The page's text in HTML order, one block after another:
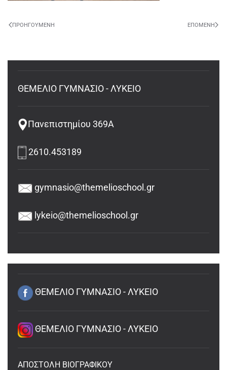
ΠΡΟΗΓΟΎΜΕΝΗ ΕΠΌΜΕΝΗ
ΘΕΜΕΛΙΟ ΓΥΜΝΑΣΙΟ - ΛΥΚΕΙΟ
Πανεπιστημίου 369Α
2610.453189
gymnasio@themelioschool.gr
lykeio@themelioschool.gr
ΘΕΜΕΛΙΟ ΓΥΜΝΑΣΙΟ - ΛΥΚΕΙΟ
ΘΕΜΕΛΙΟ ΓΥΜΝΑΣΙΟ - ΛΥΚΕΙΟ
ΑΠΟΣΤΟΛΗ ΒΙΟΓΡΑΦΙΚΟΥ